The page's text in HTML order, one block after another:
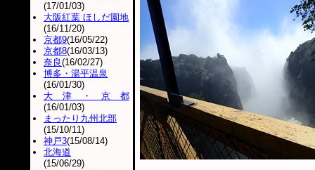
(17/01/03)
大阪紅葉 ほしだ園地
(16/11/20)
京都9(16/05/22)
京都8(16/03/13)
奈良(16/02/27)
博多・湯平温泉
(16/01/30)
大津・京都
(16/01/03)
まったり九州北部
(15/10/11)
神戸3(15/08/14)
北海道
(15/06/29)